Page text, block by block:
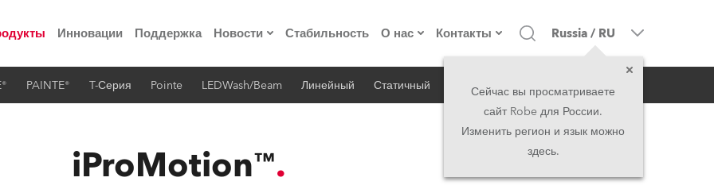
материалы по
Инновации Поддержка Новости
Пресс-релизы
Стабильность О нас
о компании
Сделано в Европе
Контакты
Головной офис
Головной офис
Russia / RU
Сейчас вы просматриваете
сайт Robe для России.
Изменить регион и язык можно
здесь.
PAINTE® T-Серия Pointe LEDWash/Beam Линейный Статичный iSeries
iProMotion™